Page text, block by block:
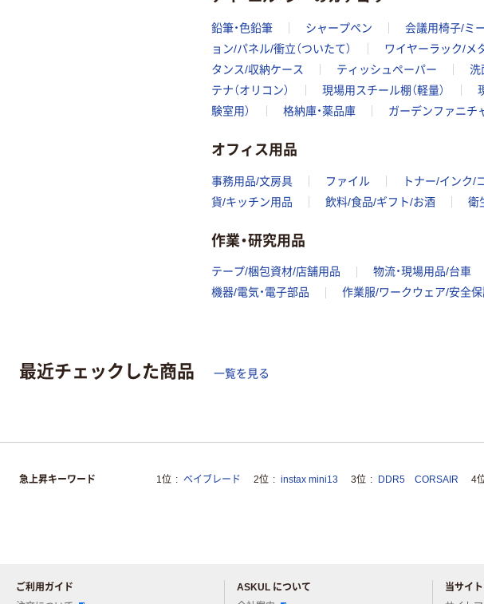
鉛筆・色鉛筆 シャープペン 会議用椅子/ミ
ョン/パネル/衝立（ついたて）
ワイヤーラック/メ
タンス/収納ケース
ティッシュペーパー 洗
テナ（オリコン）
現場用スチール棚（軽量）
験室用）
格納庫・薬品庫 ガーデンファニチ
オフィス用品
事務用品/文房具 ファイル トナー/インク/
貨/キッチン用品
飲料/食品/ギフト/お酒 衛
作業・研究用品
テープ/梱包資材/店舗用品 物流・現場用品/台車
機器/電気・電子部品
作業服/ワークウェア/安全
最近チェックした商品 一覧を見る
急上昇キーワード 1位 ベイブレード 2位 instax mini13 3位 DDR5 CORSAIR 4
ご利用ガイド
ASKUL について
当サイ